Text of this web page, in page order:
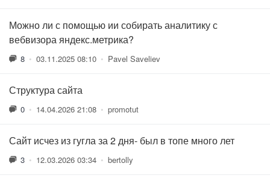
Можно ли с помощью ии собирать аналитику с
вебвизора яндекс.метрика?
8 • 03.11.2025 08:10 • Pavel Saveliev
Структура сайта
0 • 14.04.2026 21:08 • promotut
Сайт исчез из гугла за 2 дня- был в топе много лет
3 • 12.03.2026 03:34 • bertolly